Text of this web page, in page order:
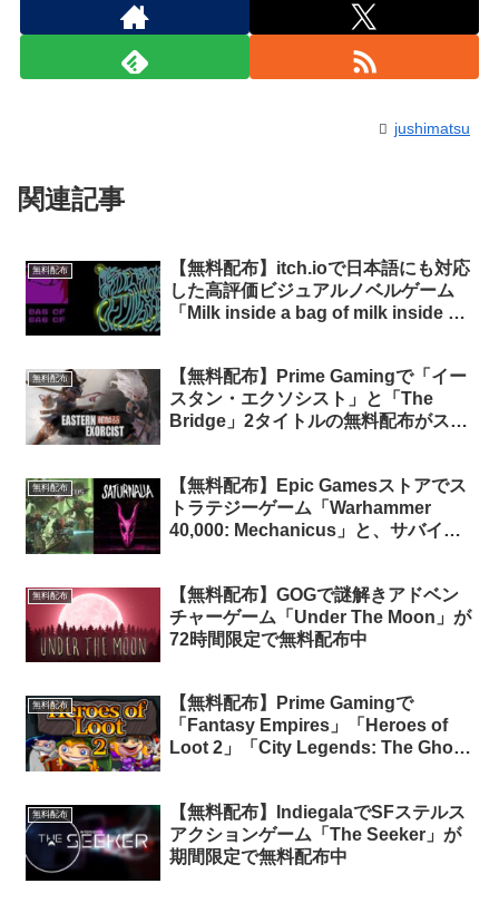
jushimatsu
関連記事
無料配布
【無料配布】itch.ioで日本語にも対応
した高評価ビジュアルノベルゲーム
「Milk inside a bag of milk inside a
定で無料配布中
無料配布
【無料配布】Prime Gamingで「イー
スタン・エクソシスト」と「The
Bridge」2タイトルの無料配布がスタ
無料配布
【無料配布】Epic Gamesストアでス
トラテジーゲーム「Warhammer
40,000: Mechanicus」と、サバイバ
無料配布
【無料配布】GOGで謎解きアドベン
チャーゲーム「Under The Moon」が
72時間限定で無料配布中
無料配布
【無料配布】Prime Gamingで
「Fantasy Empires」「Heroes of
Loot 2」「City Legends: The Ghost
会員限定）
無料配布
【無料配布】IndiegalaでSFステルス
アクションゲーム「The Seeker」が
期間限定で無料配布中